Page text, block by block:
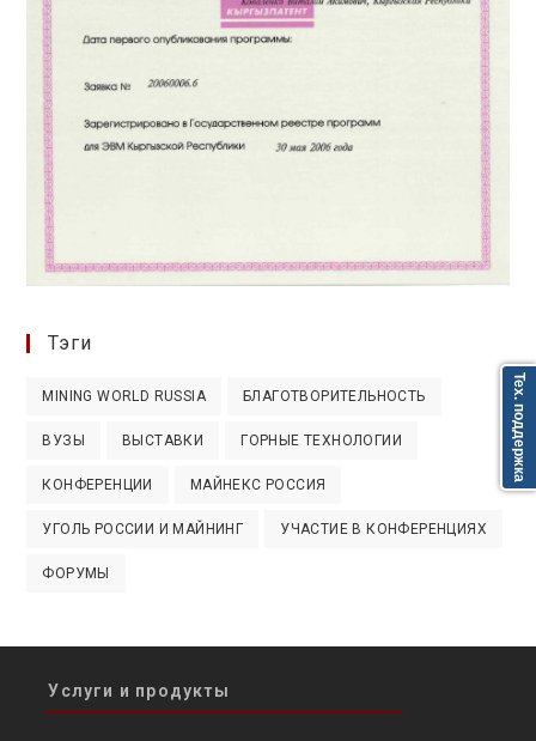
Тэги
MINING WORLD RUSSIA БЛАГОТВОРИТЕЛЬНОСТЬ
ВУЗЫ ВЫСТАВКИ ГОРНЫЕ ТЕХНОЛОГИИ
КОНФЕРЕНЦИИ МАЙНЕКС РОССИЯ
УГОЛЬ РОССИИ И МАЙНИНГ УЧАСТИЕ В КОНФЕРЕНЦИЯХ
ФОРУМЫ
Услуги и продукты
Тех. поддержка